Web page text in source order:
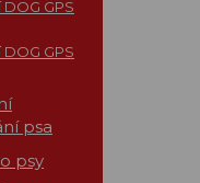
GPS
GPS
psa
psy